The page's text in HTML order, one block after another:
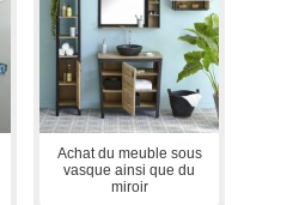
Achat du meuble sous
vasque ainsi que du
miroir